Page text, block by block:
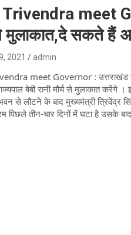
meet
सकते हैं
2021 admin
meet Governor :
बेबी रानी मौर्य से मुलाकात करेंगे ।
से लौटने के बाद मुख्यमंत्री त्रिवेंद्र
पिछले तीन-चार दिनों में घटा है उसके